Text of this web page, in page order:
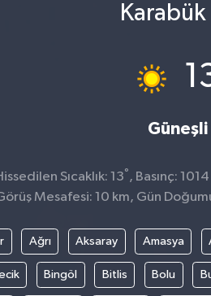
Karabük
Güneşli
Sıcaklık: 13° , Basınç:
Mesafesi: 10 km, Gün
Ağrı Aksaray Amasya
Bingöl Bitlis Bolu